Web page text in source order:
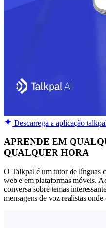
Descarrega a aplicação talkpal
APRENDE EM
QUALQUER HORA
O Talkpal é um tutor de línguas
web e em plataformas móveis.
conversa sobre temas
mensagens de voz realistas onde